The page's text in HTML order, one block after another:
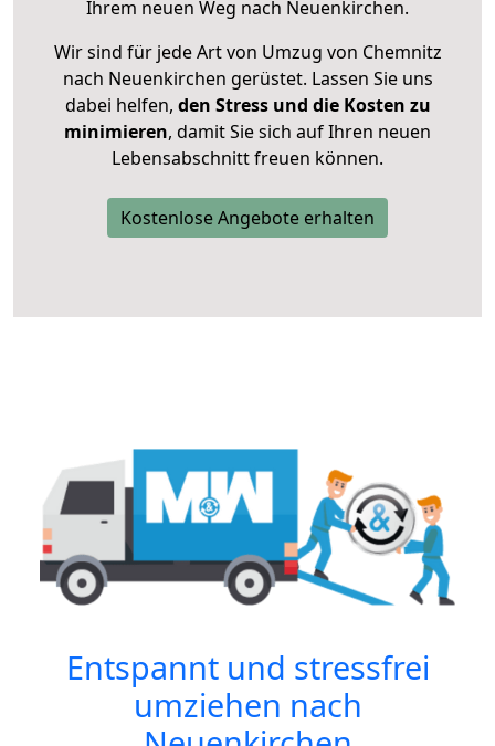
Ihrem neuen Weg nach Neuenkirchen.
Wir sind für jede Art von Umzug von Chemnitz
nach Neuenkirchen gerüstet. Lassen Sie uns
dabei helfen, den Stress und die Kosten zu
minimieren, damit Sie sich auf Ihren neuen
Lebensabschnitt freuen können.
Kostenlose Angebote erhalten
Entspannt und stressfrei
umziehen nach